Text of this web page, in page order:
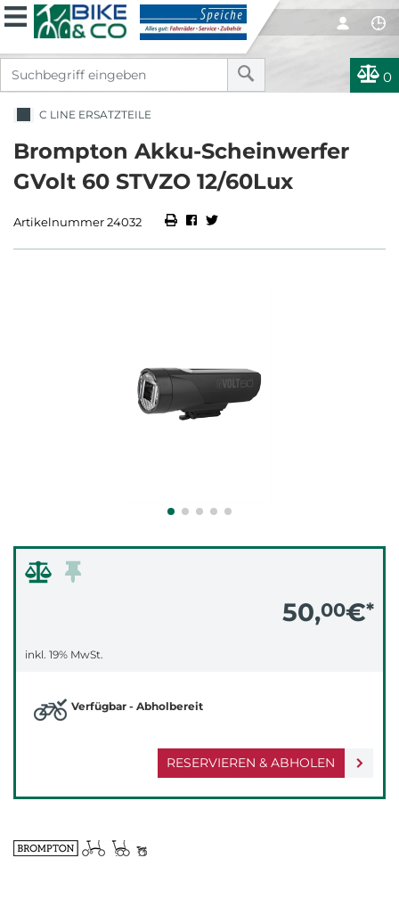
0
C LINE ERSATZTEILE
Brompton Akku-Scheinwerfer
GVolt 60 STVZO 12/60Lux
Artikelnummer 24032
50,00€*
inkl. 19% MwSt.
RESERVIEREN & ABHOLEN
Verfügbar - Abholbereit